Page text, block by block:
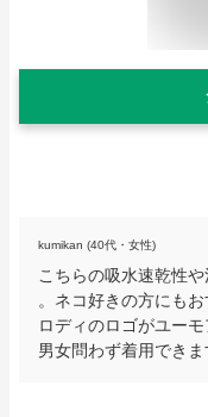
kumikan (40代・女性)
こちらの吸水速乾性
。ネコ好きの方にも
ロディのロゴがユー
男女問わず着用できま